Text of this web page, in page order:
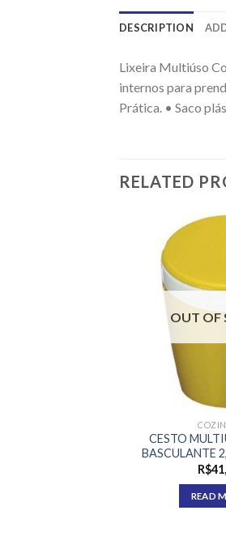
DESCRIPTION
Lixeira Multiúso
internos para
Prática. • Saco
RELATED
OUT OF
CESTO
BASCULANTE
R$
READ